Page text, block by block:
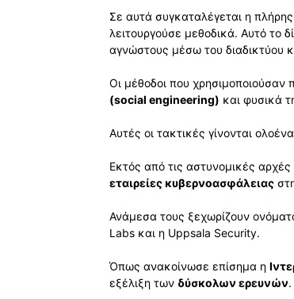
Σε αυτά συγκαταλέγεται η
λειτουργούσε μεθοδικά. Αυτό το
αγνώστους μέσω του διαδικτύου
Οι μέθοδοι που χρησιμοποιούσαν
(social engineering) και φυσικά
Αυτές οι τακτικές γίνονται
Εκτός από τις αστυνομικές
εταιρείες κυβερνοασφάλειας
Ανάμεσα τους ξεχωρίζουν
Labs και η Uppsala Security.
Όπως ανακοίνωσε επίσημα η
εξέλιξη των δύσκολων ερευνών.